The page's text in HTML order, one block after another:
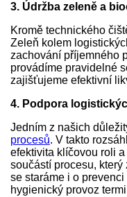
3. Údržba zeleně a
Kromě technického
Zeleň kolem
zachování příjemného
provádíme pravidelné
zajišťujeme efektivní
4. Podpora
Jedním z našich
procesů. V takto
efektivita klíčovou roli
součástí procesu,
se staráme i o
hygienický provoz